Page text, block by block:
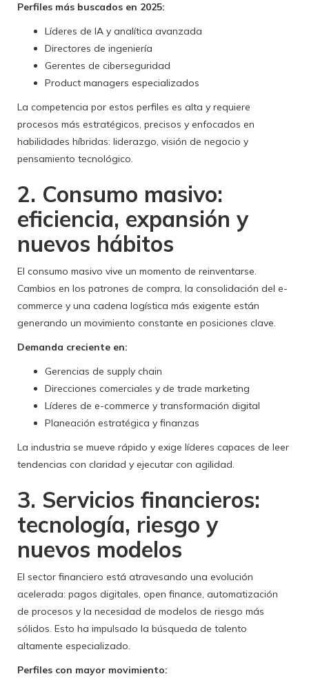
Perfiles más buscados en 2025:
Líderes de IA y analítica avanzada
Directores de ingeniería
Gerentes de ciberseguridad
Product managers especializados
La competencia por estos perfiles es alta y requiere
procesos más estratégicos, precisos y enfocados en
habilidades híbridas: liderazgo, visión de negocio y
pensamiento tecnológico.
2. Consumo masivo:
eficiencia, expansión y
nuevos hábitos
El consumo masivo vive un momento de reinventarse.
Cambios en los patrones de compra, la consolidación del e-
commerce y una cadena logística más exigente están
generando un movimiento constante en posiciones clave.
Demanda creciente en:
Gerencias de supply chain
Direcciones comerciales y de trade marketing
Líderes de e-commerce y transformación digital
Planeación estratégica y finanzas
La industria se mueve rápido y exige líderes capaces de leer
tendencias con claridad y ejecutar con agilidad.
3. Servicios financieros:
tecnología, riesgo y
nuevos modelos
El sector financiero está atravesando una evolución
acelerada: pagos digitales, open finance, automatización
de procesos y la necesidad de modelos de riesgo más
sólidos. Esto ha impulsado la búsqueda de talento
altamente especializado.
Perfiles con mayor movimiento: